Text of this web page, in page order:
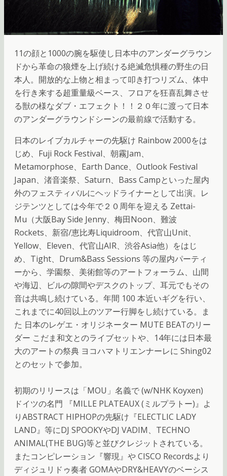
11の顔と1000の腕を駆使し日本中のアンダーグラウン
ドから革命の狼煙を上げ続ける絶滅危惧種の野生の日
本人。開放的な上物と相まって叩き打つリズム、体中
を行き来する超重量級ベース、フロアを狂喜乱舞させ
る獣の様なダブ・エフェクト！！２０年に渡って日本
のアンダーグラウンドシーンの最前線で活動する。
日本のレイブカルチャーの先駆け Rainbow 2000をは
じめ、Fuji Rock Festival、朝霧Jam、
Metamorphose、Earth Dance、Outlook Festival
Japan、渚音楽祭、Saturn、Bass Campといった屋内
外のフェスティバルにヘッドライナーとして出演。レ
ジテンツとしては今年で２０周年を迎える Zettai-
Mu（大阪Bay Side Jenny、梅田Noon、難波
Rockets、新宿/恵比寿Liquidroom、代官山Unit、
Yellow、Eleven、代官山AIR、渋谷Asia他）をはじ
め、Tight、Drum&Bass Sessions 等の屋内パーティ
ーから、学園祭、美術館等のアートフォーラム、山間
や海辺、ビルの隙間やデスクのトップ、耳元でもその
音は共鳴し続けている。年間 100 本近いギグを行い、
これまでに40回以上のツアー行脚をし続けている。ま
た 日本のレゲエ・オリジネーター MUTE BEATのリー
ダー こだま和文とのライブセットや、14年には日本最
大のアートの祭典 ヨコハマトリエンナーレに Shing02
とのセットで参加。
初期のリリースは「MOU」名義で (w/NHK Koyxen)
ドイツの名門 『MILLE PLATEAUX (ミルプラトー)』よ
りABSTRACT HIPHOPの先駆け『ELECTLIC LADY
LAND』等にDJ SPOOKYやDJ VADIM、TECHNO
ANIMAL(THE BUG)等と並びクレジットされている。
またコンピレーション『響現』や CISCO Recordsより
ディジュリドゥ奏者 GOMAやDRY&HEAVYのベーシス